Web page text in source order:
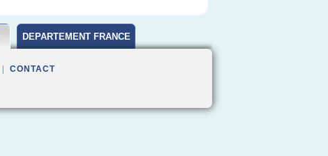
DEPARTEMENT FRANCE
CONTACT